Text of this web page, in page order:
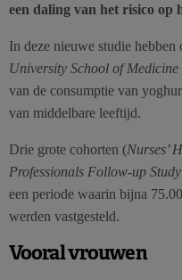
een daling van het risico op
In deze nieuwe studie hebben
University School of Medicine
van de consumptie van
van middelbare leeftijd.
Drie grote cohorten (Nurses’
Professionals Follow-up Study
een periode waarin bijna
werden vastgesteld.
Vooral vrouwen